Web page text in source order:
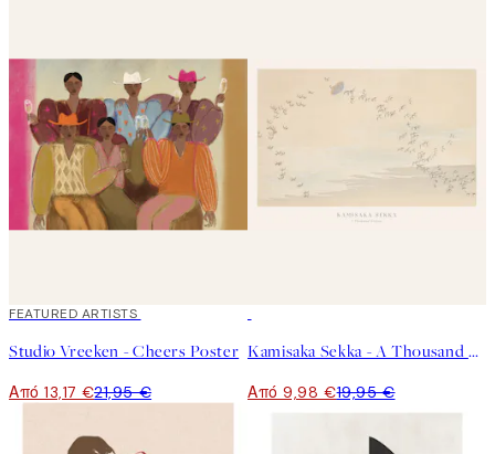
40%*
FEATURED ARTISTS
Studio Vreeken - Cheers Poster
Από 13,17 €21,95 €
Kamisaka Sekka - A Thousand Grasses Pl.09 Poster
Από 9,98 €19,95 €